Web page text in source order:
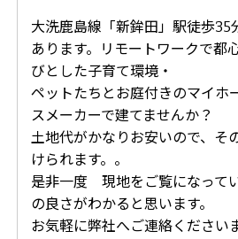
大洗鹿島線「新鉾田」駅徒歩
あります。リモートワークで都
びとした子育て環境・
ペットたちとお庭付きのマイホ
スメーカーで建てませんか？
土地代がかなりお安いので、そ
けられます。。
是非一度 現地をご覧になって
の良さがわかると思います。
お気軽に弊社へご連絡ください